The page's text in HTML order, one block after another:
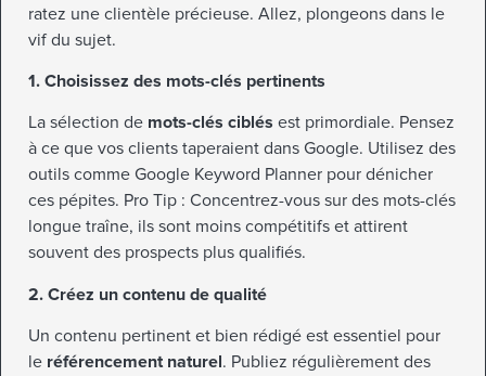
ratez une clientèle précieuse. Allez, plongeons dans le
vif du sujet.
1. Choisissez des mots-clés pertinents
La sélection de mots-clés ciblés est primordiale. Pensez
à ce que vos clients taperaient dans Google. Utilisez des
outils comme Google Keyword Planner pour dénicher
ces pépites. Pro Tip : Concentrez-vous sur des mots-clés
longue traîne, ils sont moins compétitifs et attirent
souvent des prospects plus qualifiés.
2. Créez un contenu de qualité
Un contenu pertinent et bien rédigé est essentiel pour
le référencement naturel. Publiez régulièrement des